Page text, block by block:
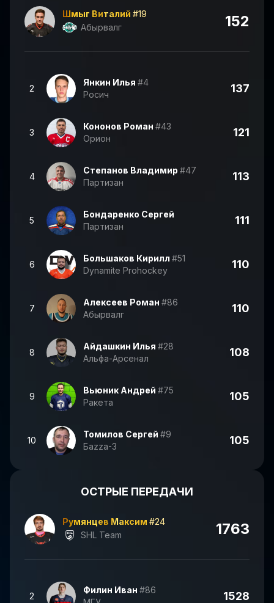
Шмыг Виталий #19
Абырвалг
152
2
Янкин Илья #4
Росич
137
3
Кононов Роман #43
Орион
121
4
Степанов Владимир #47
Партизан
113
5
Бондаренко Сергей
Партизан
111
6
Большаков Кирилл #51
Dynamite Prohockey
110
7
Алексеев Роман #86
Абырвалг
110
8
Айдашкин Илья #28
Альфа-Арсенал
108
9
Вьюник Андрей #75
Ракета
105
10
Томилов Сергей #9
Баzzа-3
105
ОСТРЫЕ ПЕРЕДАЧИ
Румянцев Максим #24
SHL Team
1763
2
Филин Иван #86
1528